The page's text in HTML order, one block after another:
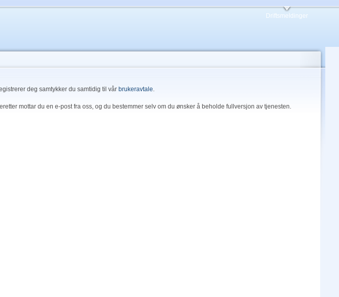
Driftsmeldinger
deg samtykker du samtidig til vår brukeravtale.
mottar du en e-post fra oss, og du bestemmer selv om du ønsker å beholde fullversjon av tjenesten.